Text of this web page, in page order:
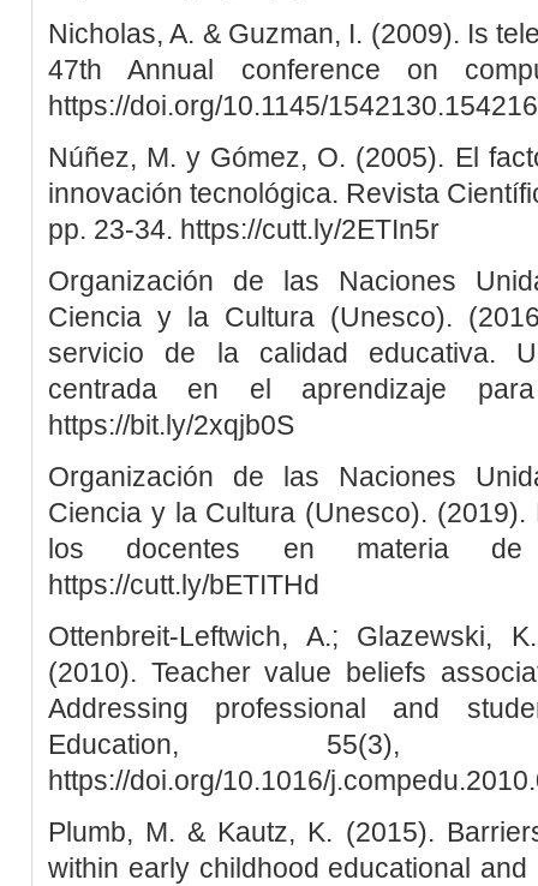
Nicholas, A. & Guzman, I. (2009). Is
47th Annual conference on
https://doi.org/10.1145/
Núñez, M. y Gómez, O. (2005). El
innovación tecnológica. Revista
pp. 23-34. https://cutt.ly/2ETIn5r
Organización de las Naciones
Ciencia y la Cultura (Unesco).
servicio de la calidad educativa.
centrada en el aprendizaje
https://bit.ly/2xqjb0S
Organización de las Naciones
Ciencia y la Cultura (Unesco).
los docentes en materia
https://cutt.ly/bETITHd
Ottenbreit-Leftwich, A.; Glazewski,
(2010). Teacher value beliefs
Addressing professional and
Education, 55(3),
https://doi.org/10.1016/
Plumb, M. & Kautz, K. (2015).
within early childhood educational